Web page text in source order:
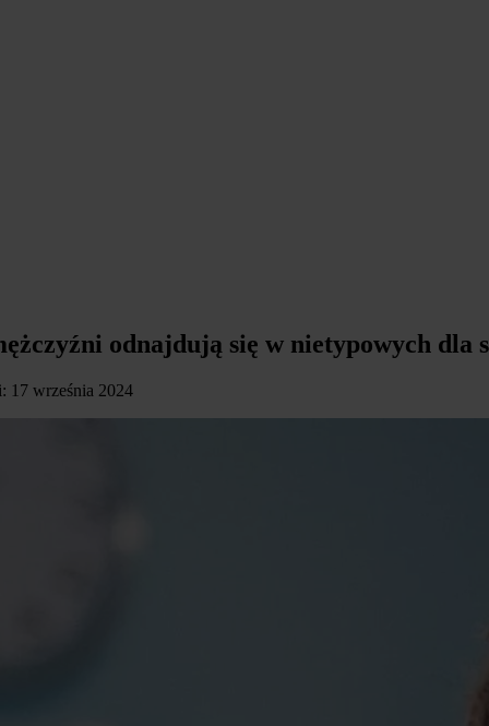
odnajdują się w nietypowych dla
17 września 2024